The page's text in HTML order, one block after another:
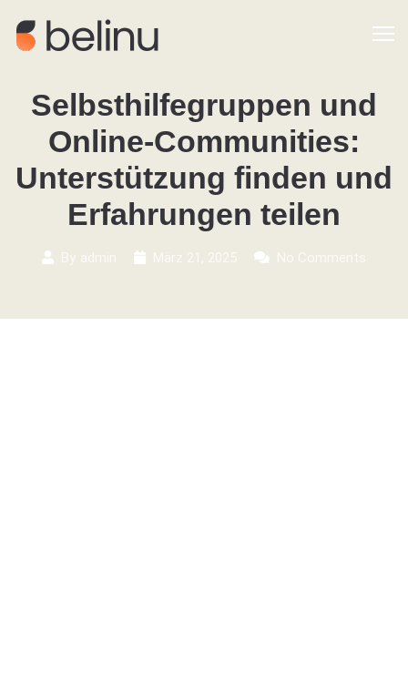
Selbsthilfegruppen und
Online-Communities:
Unterstützung finden und
Erfahrungen teilen
By admin März 21, 2025 No Comments